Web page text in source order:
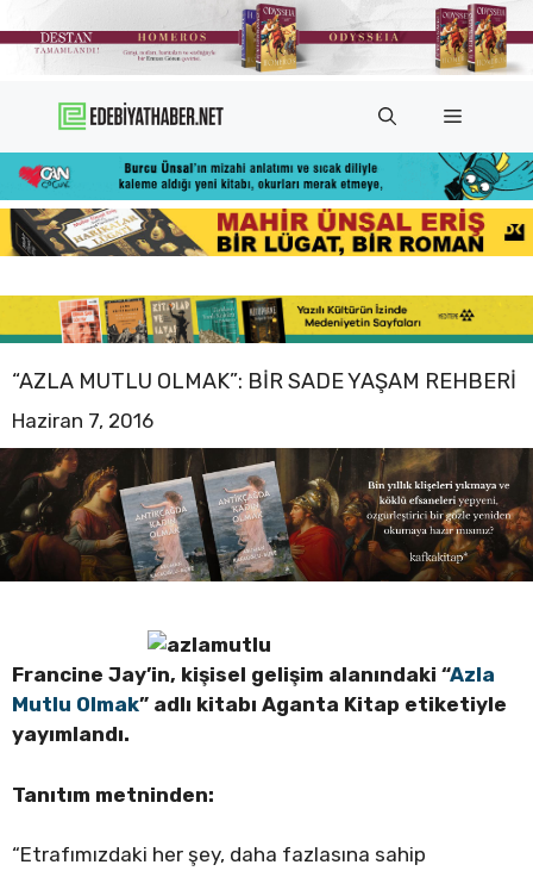
atla
Menü
“AZLA MUTLU OLMAK”: BIR SADE YAŞAM REHBERI
Haziran 7, 2016
Francine Jay’in, kişisel gelişim alanındaki “Azla
Mutlu Olmak” adlı kitabı Aganta Kitap etiketiyle
yayımlandı.
Tanıtım metninden:
“Etrafımızdaki her şey, daha fazlasına sahip